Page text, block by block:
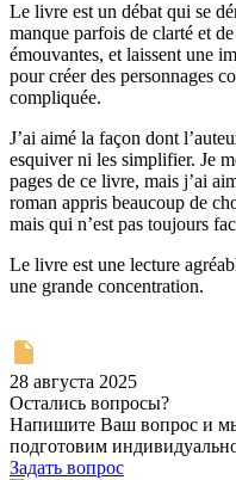
Le livre est un débat qui se
manque parfois de clarté et
émouvantes, et laissent une
pour créer des personnages
compliquée.
J’ai aimé la façon dont
esquiver ni les simplifier. Je
pages de ce livre, mais j’ai
roman appris beaucoup de
mais qui n’est pas toujours
Le livre est une lecture
une grande concentration.
28 августа 2025
Остались вопросы?
Напишите Ваш вопрос и
подготовим
Задать вопрос